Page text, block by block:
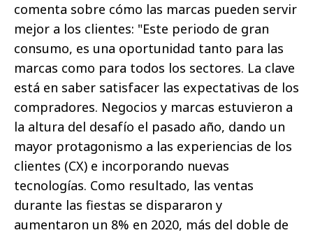
comenta sobre cómo las marcas pueden servir
mejor a los clientes: "Este periodo de gran
consumo, es una oportunidad tanto para las
marcas como para todos los sectores. La clave
está en saber satisfacer las expectativas de los
compradores. Negocios y marcas estuvieron a
la altura del desafío el pasado año, dando un
mayor protagonismo a las experiencias de los
clientes (CX) e incorporando nuevas
tecnologías. Como resultado, las ventas
durante las fiestas se dispararon y
aumentaron un 8% en 2020, más del doble de